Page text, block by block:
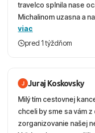
travelco splnila nase
Michalinom uzasna a
vecernych hodinach
krasny, cisty. Sluzby
viac
pred 1 týždňom
Juraj Koskovsky
Milý tím cestovnej
chceli by sme sa vám
zorganizovanie našej